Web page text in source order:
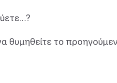
θυμηθείτε το